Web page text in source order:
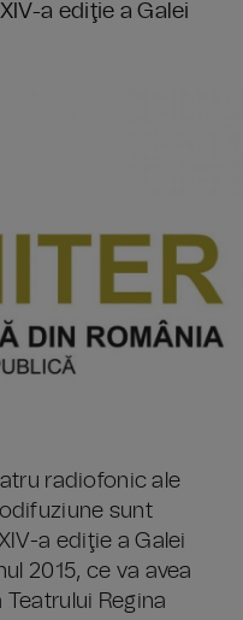
a ediţie a Galei
radiofonic ale
sunt
a ediţie a Galei
2015, ce va avea
Teatrului Regina